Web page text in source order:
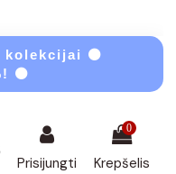
kolekcijai ⚫
⚫
Prisijungti
0
Krepšelis